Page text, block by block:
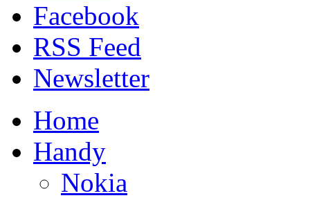
Facebook
RSS Feed
Newsletter
Home
Handy
Nokia